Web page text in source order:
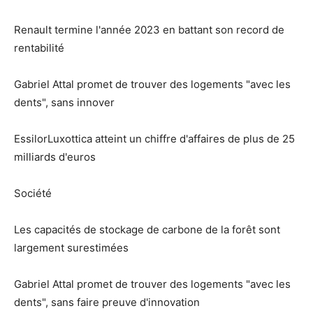
Renault termine l'année 2023 en battant son record de
rentabilité
Gabriel Attal promet de trouver des logements "avec les
dents", sans innover
EssilorLuxottica atteint un chiffre d'affaires de plus de 25
milliards d'euros
Société
Les capacités de stockage de carbone de la forêt sont
largement surestimées
Gabriel Attal promet de trouver des logements "avec les
dents", sans faire preuve d'innovation